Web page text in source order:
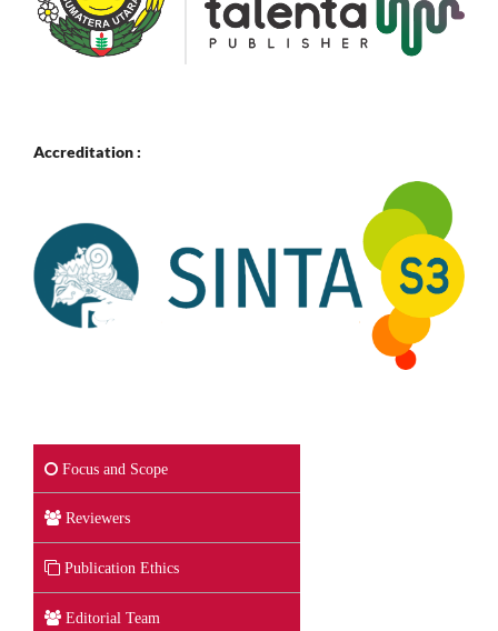
Accreditation :
Focus and Scope
Reviewers
Publication Ethics
Editorial Team